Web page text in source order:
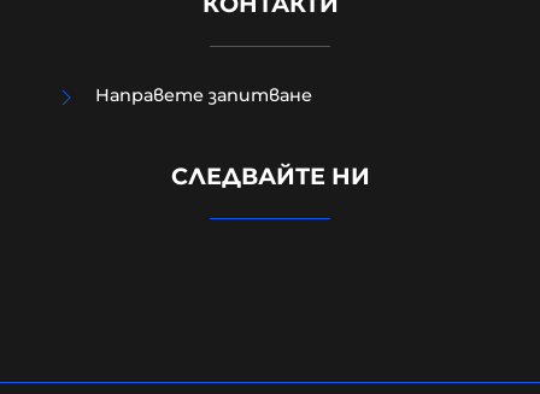
центъра на Лондон, задържана е
Направете запитване
СЛЕДВАЙТЕ НИ